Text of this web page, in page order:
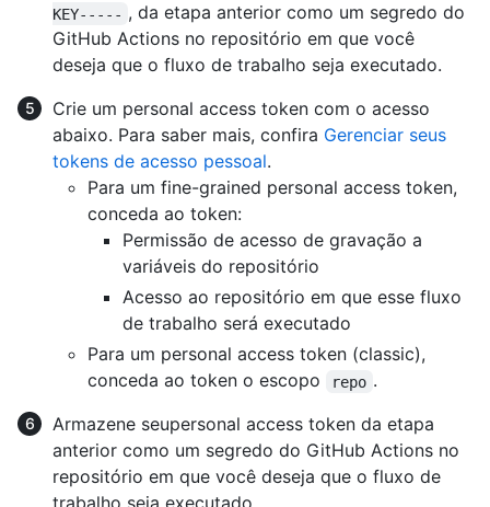
KEY----- , da etapa anterior como um segredo do
GitHub Actions no repositório em que você
deseja que o fluxo de trabalho seja executado.
Crie um personal access token com o acesso
abaixo. Para saber mais, confira Gerenciar seus
tokens de acesso pessoal.
Para um fine-grained personal access token,
conceda ao token:
Permissão de acesso de gravação a
variáveis do repositório
Acesso ao repositório em que esse fluxo
de trabalho será executado
Para um personal access token (classic),
conceda ao token o escopo
repo .
Armazene seupersonal access token da etapa
anterior como um segredo do GitHub Actions no
repositório em que você deseja que o fluxo de